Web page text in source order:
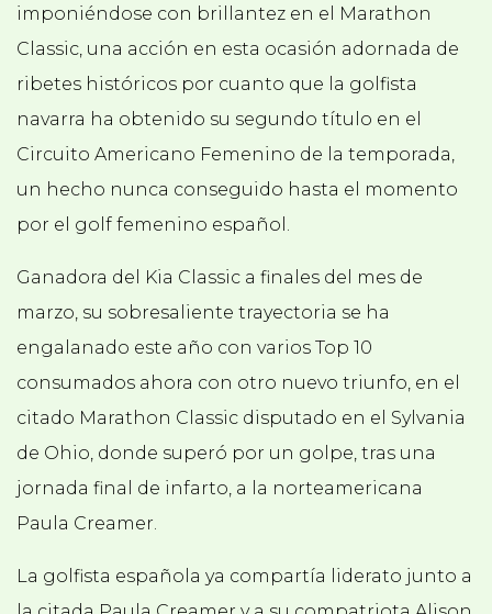
imponiéndose con brillantez en el Marathon
Classic, una acción en esta ocasión adornada de
ribetes históricos por cuanto que la golfista
navarra ha obtenido su segundo título en el
Circuito Americano Femenino de la temporada,
un hecho nunca conseguido hasta el momento
por el golf femenino español.
Ganadora del Kia Classic a finales del mes de
marzo, su sobresaliente trayectoria se ha
engalanado este año con varios Top 10
consumados ahora con otro nuevo triunfo, en el
citado Marathon Classic disputado en el Sylvania
de Ohio, donde superó por un golpe, tras una
jornada final de infarto, a la norteamericana
Paula Creamer.
La golfista española ya compartía liderato junto a